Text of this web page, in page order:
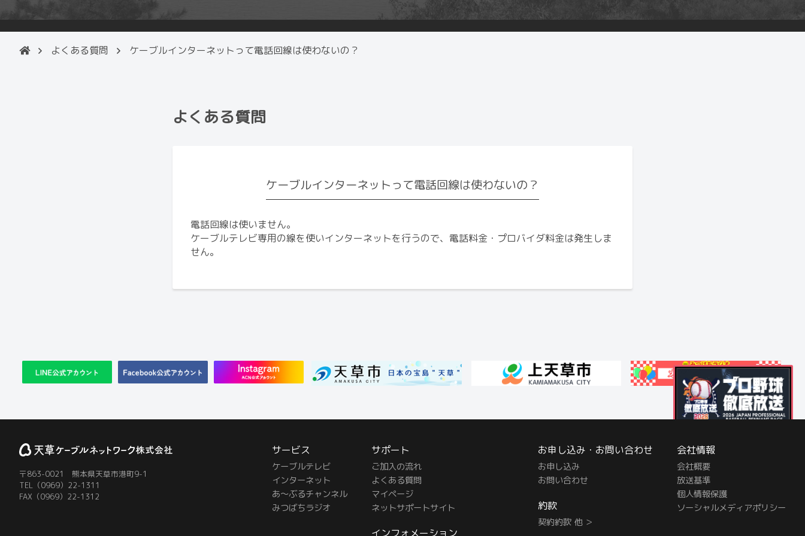
よくある質問 ケーブルインターネットって電話回線は使わないの？
よくある質問
ケーブルインターネットって電話回線は使わないの？
電話回線は使いません。
ケーブルテレビ専用の線を使いインターネットを行うので、電話料金・プロバイダ料金は発生しま
せん。
〒863-0021 熊本県天草市港町9-1
TEL（0969）22-1311
FAX（0969）22-1312
サービス
ケーブルテレビ
インターネット
あ〜ぶるチャンネル
みつばちラジオ
サポート
ご加入の流れ
よくある質問
マイページ
ネットサポートサイト
インフォメーション
お申し込み・お問い合わせ
お申し込み
お問い合わせ
約款
契約約款 他 ＞
会社情報
会社概要
放送基準
個人情報保護
ソーシャルメディアポリシー